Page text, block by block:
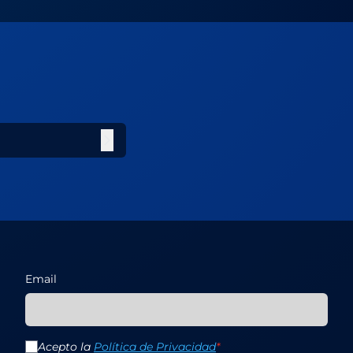
Email
Acepto la Política de Privacidad*